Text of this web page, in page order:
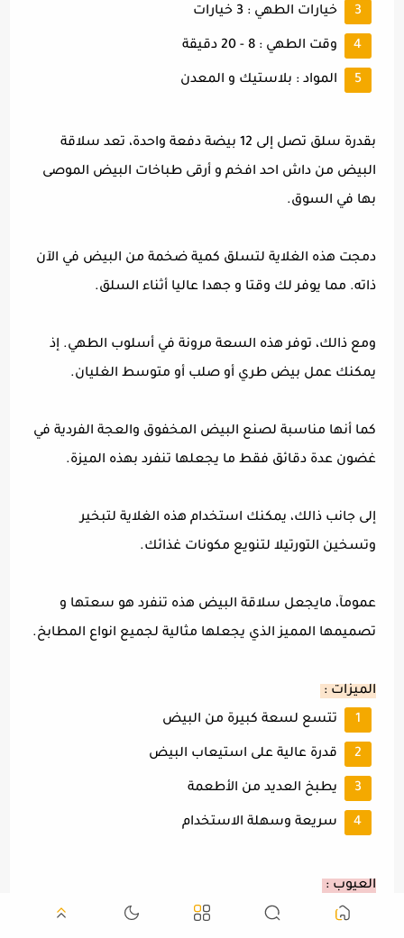
خيارات الطهي : 3 خيارات
وقت الطهي : 8 - 20 دقيقة
المواد : بلاستيك و المعدن
بقدرة سلق تصل إلى 12 بيضة دفعة واحدة، تعد سلاقة
البيض من داش احد افخم و أرقى طباخات البيض الموصى
بها في السوق.
دمجت هذه الغلاية لتسلق كمية ضخمة من البيض في الآن
ذاته. مما يوفر لك وقتا و جهدا عاليا أثناء السلق.
ومع ذالك، توفر هذه السعة مرونة في أسلوب الطهي. إذ
يمكنك عمل بيض طري أو صلب أو متوسط ​​الغليان.
كما أنها مناسبة لصنع البيض المخفوق والعجة الفردية في
غضون عدة دقائق فقط ما يجعلها تنفرد بهذه الميزة.
إلى جانب ذالك، يمكنك استخدام هذه الغلاية لتبخير
وتسخين التورتيلا لتنويع مكونات غذائك.
عمومآ، مايجعل سلاقة البيض هذه تنفرد هو سعتها و
تصميمها المميز الذي يجعلها مثالية لجميع انواع المطابخ.
الميزات :
تتسع لسعة كبيرة من البيض
قدرة عالية على استيعاب البيض
يطبخ العديد من الأطعمة
سريعة وسهلة الاستخدام
العيوب :
ليست مثالية للمطابخ المحدودة المساحة